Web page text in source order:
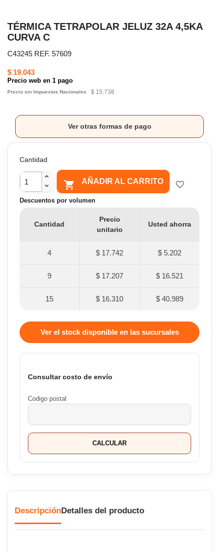
TÉRMICA TETRAPOLAR JELUZ 32A 4,5KA
CURVA C
C43245 REF. 57609
$ 19.043
Precio web en 1 pago
Precio sin Impuestos Nacionales $ 15.738
Ver otras formas de pago
Cantidad
 AÑADIR AL CARRITO favorite_border
Descuentos por volumen
Cantidad
Precio
unitario
Usted ahorra
4 $ 17.742 $ 5.202
9 $ 17.207 $ 16.521
15 $ 16.310 $ 40.989
Ver el stock disponible en las sucursales
Consultar costo de envío
Codigo postal
CALCULAR
DescripciónDetalles del producto